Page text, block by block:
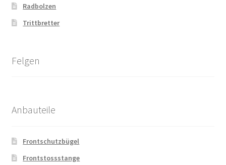
Radbolzen
Trittbretter
Felgen
Anbauteile
Frontschutzbügel
Frontstossstange